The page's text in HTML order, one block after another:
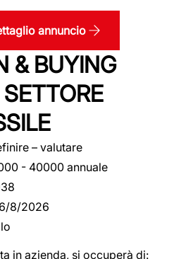
annuncio
& BUYING
– valutare
- 40000 annuale
6/8/2026
in azienda, si occuperà di: